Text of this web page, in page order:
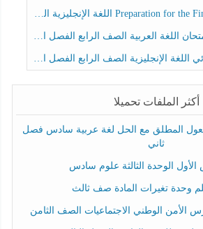
اللغة العربية الصف الرابع الفصل الثالث
الإنجليزية الصف الرابع الفصل الثالث
أكثر الملفات تحميلا
المطلق مع الحل لغة عربية سادس فصل
ثاني
الوحدة الثالثة علوم سادس
وحدة تغيرات المادة صف ثالث
الأمن الوطني الاجتماعيات الصف الثامن